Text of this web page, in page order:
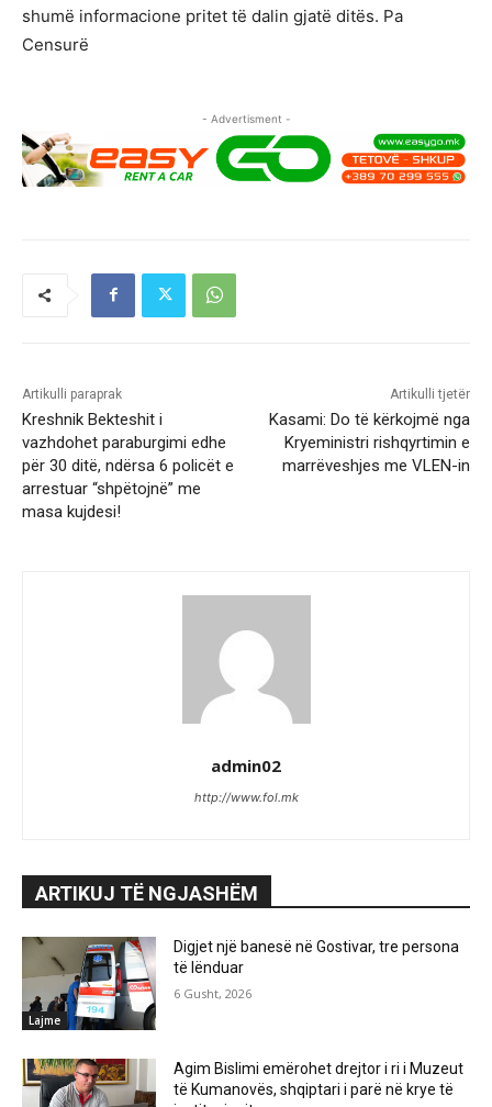
shumë informacione pritet të dalin gjatë ditës. Pa
Censurë
- Advertisment -
Artikulli paraprak
Kreshnik Bekteshit i
vazhdohet paraburgimi edhe
për 30 ditë, ndërsa 6 policët e
arrestuar “shpëtojnë” me
masa kujdesi!
Artikulli tjetër
Kasami: Do të kërkojmë nga
Kryeministri rishqyrtimin e
marrëveshjes me VLEN-in
admin02
http://www.fol.mk
ARTIKUJ TË NGJASHËM
Lajme
Digjet një banesë në Gostivar, tre persona
të lënduar
6 Gusht, 2026
Agim Bislimi emërohet drejtor i ri i Muzeut
të Kumanovës, shqiptari i parë në krye të